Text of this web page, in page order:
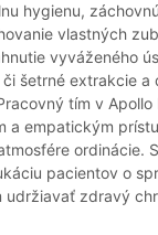
hygienu,
vlastných
vyváženého
šetrné extrakcie a
tím v Apollo
a empatickým
ordinácie.
pacientov o
udržiavať zdravý